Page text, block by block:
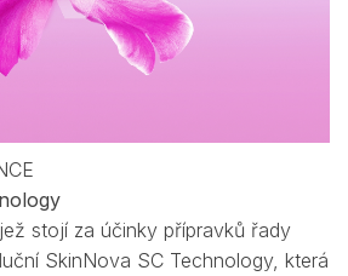
stojí za účinky přípravků řady
SkinNova SC Technology, která